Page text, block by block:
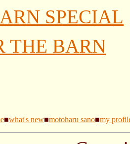
SPECIAL
THE BARN
■what's new■motoharu sano■my